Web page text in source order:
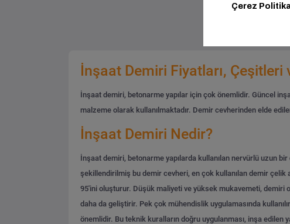
İnşaat Demiri Fiyatları, Çeşitleri
İnşaat demiri, betonarme yapılar için çok önemlidir. Güncel
malzeme olarak kullanılmaktadır. Demir cevherinden elde
İnşaat Demiri Nedir?
İnşaat demiri, betonarme yapılarda kullanılan nervürlü uzun
şekillendirilmiş bu demir cevheri, en çok kullanılan demir çelik
95'ini oluşturur. Düşük maliyeti ve yüksek mukavemeti, demiri
daha da geliştirir. Pek çok mühendislik uygulamasında
önemlidir. Bu teknik kuralların doğru uygulanması, inşa edilen